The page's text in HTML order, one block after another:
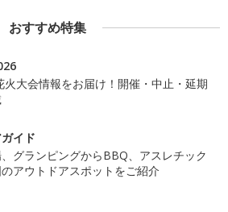
おすすめ特集
火大会情報をお届け！開催・中止・延期
イド
グランピングからBBQ、アスレチック
アウトドアスポットをご紹介